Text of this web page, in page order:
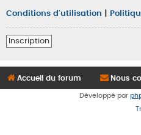
Conditions d’utilisation
Inscription
Accueil du forum Nous
Développé par